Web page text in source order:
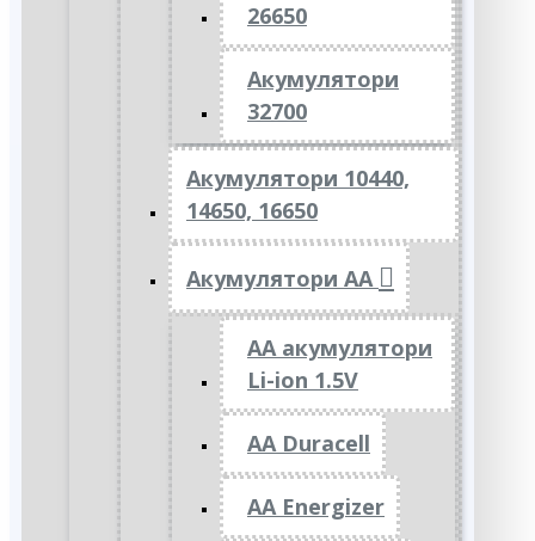
26650
Акумулятори
32700
Акумулятори 10440,
14650, 16650
Акумулятори АА
AA акумулятори
Li-ion 1.5V
AA Duracell
AA Energizer